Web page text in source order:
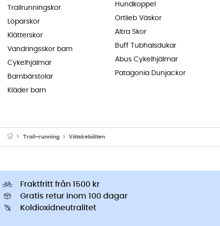
Trailrunningskor
Löparskor
Klätterskor
Vandringsskor barn
Cykelhjälmar
Barnbärstolar
Kläder barn
Hundkoppel
Ortlieb Väskor
Altra Skor
Buff Tubhalsdukar
Abus Cykelhjälmar
Patagonia Dunjackor
Trail-running Vätskebälten
Fraktfritt från 1500 kr
Gratis retur inom 100 dagar
Koldioxidneutralitet